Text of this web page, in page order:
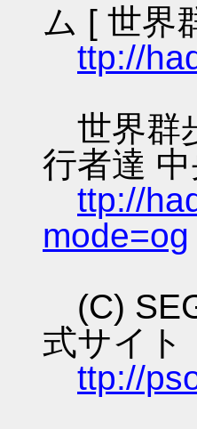
ム [ 世界
ttp://
世界群
行者達 中
ttp://
mode=og
(C)
式サイト
ttp://